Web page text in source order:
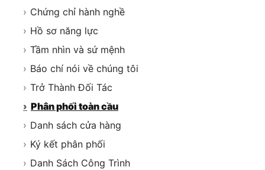
› Chứng chỉ hành nghề
› Hồ sơ năng lực
› Tầm nhìn và sứ mệnh
› Báo chí nói về chúng tôi
› Trở Thành Đối Tác
› Phân phối toàn cầu
› Danh sách cửa hàng
› Ký kết phân phối
› Danh Sách Công Trình